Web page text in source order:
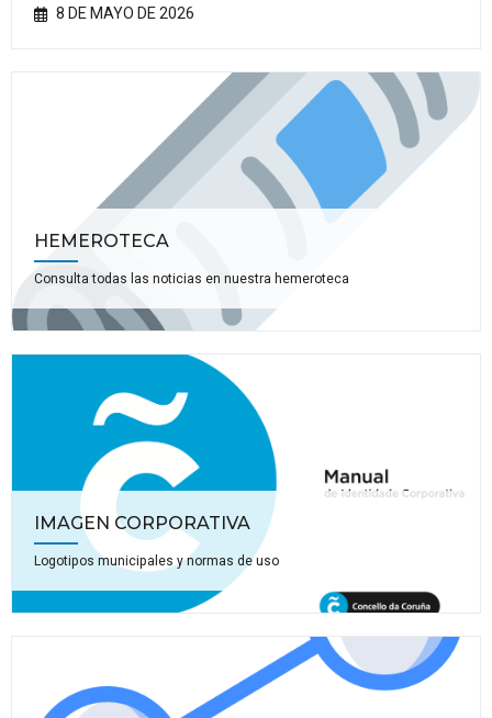
8 DE MAYO DE 2026
HEMEROTECA
Consulta todas las noticias en nuestra hemeroteca
IMAGEN CORPORATIVA
Logotipos municipales y normas de uso